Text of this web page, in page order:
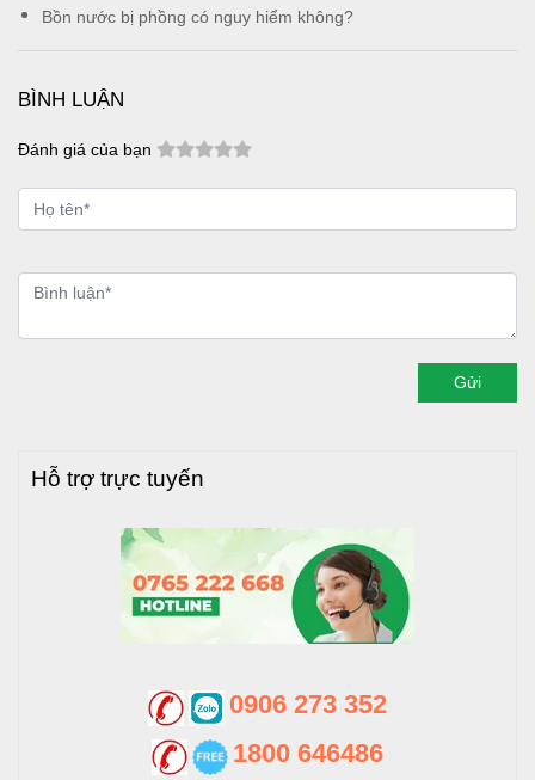
Bồn nước bị phồng có nguy hiểm không?
BÌNH LUẬN
Đánh giá của bạn
Gửi
Hỗ trợ trực tuyến
0906 273 352
1800 646486